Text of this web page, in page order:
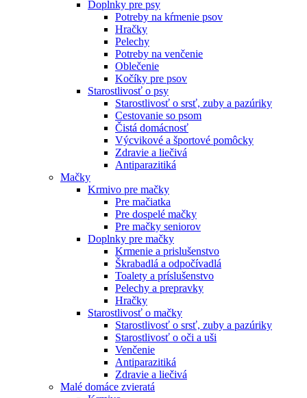
Doplnky pre psy
Potreby na kŕmenie psov
Hračky
Pelechy
Potreby na venčenie
Oblečenie
Kočíky pre psov
Starostlivosť o psy
Starostlivosť o srsť, zuby a pazúriky
Cestovanie so psom
Čistá domácnosť
Výcvikové a športové pomôcky
Zdravie a liečivá
Antiparazitiká
Mačky
Krmivo pre mačky
Pre mačiatka
Pre dospelé mačky
Pre mačky seniorov
Doplnky pre mačky
Krmenie a prislušenstvo
Škrabadlá a odpočívadlá
Toalety а príslušenstvo
Pelechy a prepravky
Hračky
Starostlivosť o mačky
Starostlivosť o srsť, zuby a pazúriky
Starostlivosť o oči a uši
Venčenie
Antiparazitiká
Zdravie a liečivá
Malé domáce zvieratá